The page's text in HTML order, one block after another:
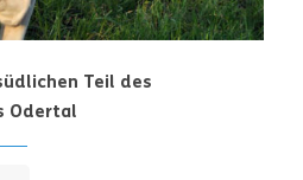
Teil des
Odertal